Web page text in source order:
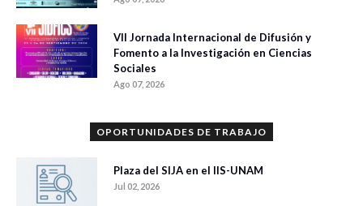
VII Jornada Internacional de Difusión y
Fomento a la Investigación en Ciencias
Sociales
Ago 07, 2026
OPORTUNIDADES DE TRABAJO
Plaza del SIJA en el IIS-UNAM
Jul 02, 2026